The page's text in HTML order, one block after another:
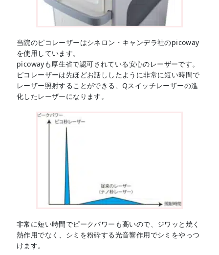
当院のピコレーザーはシネロン・キャンデラ社のpicoway
を使用しています。
picowayも厚生省で認可されている安心のレーザーです。
ピコレーザーは先ほどお話ししたように非常に短い時間で
レーザー照射することができる、Qスイッチレーザーの進
化したレーザーになります。
非常に短い時間でピークパワーも高いので、ジワッと焼く
熱作用でなく、シミを粉砕する光音響作用でシミをやっつ
けます。